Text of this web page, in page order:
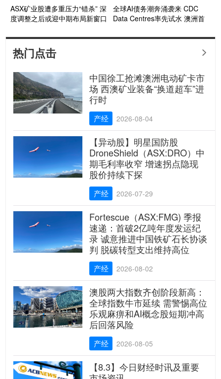
ASX矿业股遭多重压力“错杀” 深
度调整之后或迎中期布局新窗口
全球AI债务潮奔涌袭来 CDC
Data Centres率先试水 澳洲首
热门点击 
中国徐工抢滩澳洲电动矿卡市
场 西澳矿业装备“换道超车”进
行时
产经 2026-08-04
【异动股】明星国防股
DroneShield（ASX:DRO）中
期毛利率收窄 增速拐点隐现
股价持续下探
产经 2026-07-29
Fortescue（ASX:FMG) 季报
速递：首破2亿吨年度发运纪
录 诚意推进中国铁矿石长协谈
判 脱碳转型支出维持高位
产经 2026-08-02
澳股两大指数齐创阶段新高：
全球指数牛市延续 需警惕高位
乐观麻痹和AI概念股短期冲高
后回落风险
产经 2026-08-05
【8.3】今日财经时讯及重要